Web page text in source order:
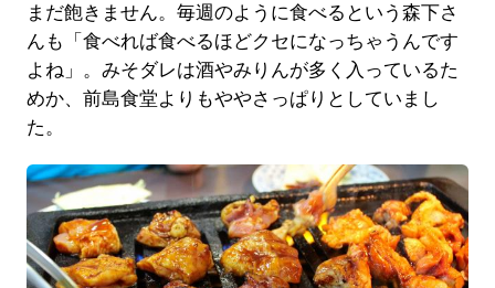
まだ飽きません。毎週のように食べるという森下さ
んも「食べれば食べるほどクセになっちゃうんです
よね」。みそダレは酒やみりんが多く入っているた
めか、前島食堂よりもややさっぱりとしていまし
た。